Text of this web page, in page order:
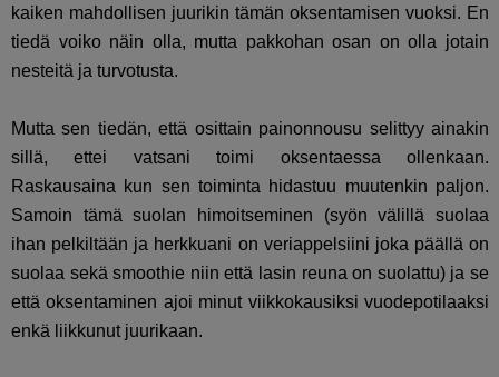
kaiken mahdollisen juurikin tämän oksentamisen vuoksi. En
tiedä voiko näin olla, mutta pakkohan osan on olla jotain
nesteitä ja turvotusta.
Mutta sen tiedän, että osittain painonnousu selittyy ainakin
sillä, ettei vatsani toimi oksentaessa ollenkaan.
Raskausaina kun sen toiminta hidastuu muutenkin paljon.
Samoin tämä suolan himoitseminen (syön välillä suolaa
ihan pelkiltään ja herkkuani on veriappelsiini joka päällä on
suolaa sekä smoothie niin että lasin reuna on suolattu) ja se
että oksentaminen ajoi minut viikkokausiksi vuodepotilaaksi
enkä liikkunut juurikaan.